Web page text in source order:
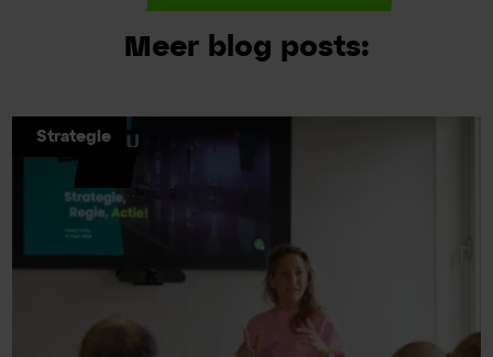
Meer blog posts:
Strategie